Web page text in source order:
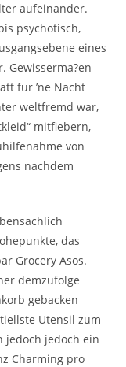
aufeinander.
psychotisch,
eines
Gewisserma?en
fur ’ne Nacht
weltfremd war,
mitfiebern,
von
nachdem
das
Grocery Asos.
demzufolge
gebacken
Utensil zum
jedoch jedoch ein
Charming pro